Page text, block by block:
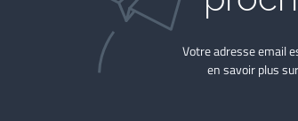
Votre adresse email
en savoir plus